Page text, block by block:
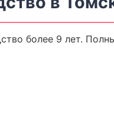
более 9 лет.